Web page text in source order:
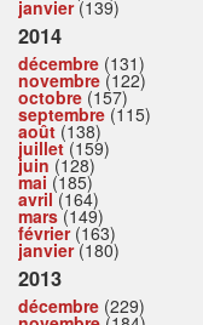
janvier(139)
2014
décembre (131)
novembre (122)
octobre (157)
septembre (115)
août (138)
juillet(159)
juin (128)
mai (185)
avril(164)
mars(149)
février(163)
janvier(180)
2013
décembre (229)